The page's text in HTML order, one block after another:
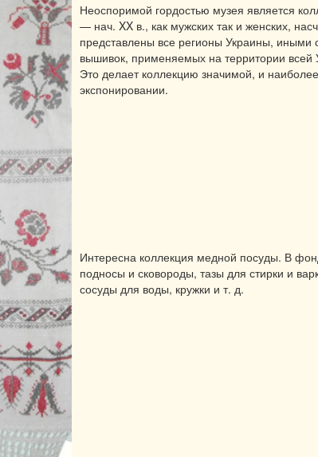
​Неоспоримой гордостью музея является
— нач. XX в., как мужских так и женских,
представлены все регионы Украины, иными
вышивок, применяемых на территории
Это делает коллекцию значимой, и
экспонировании.
Интересна коллекция медной посуды. В
подносы и сковороды, тазы для стирки и
сосуды для воды, кружки и т. д.